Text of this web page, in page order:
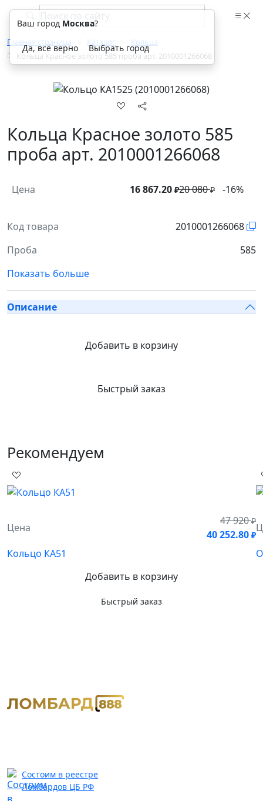
Главная страница Каталог
Кольца
Кольца Красное золото 585 проба арт. 2010001266068
Кольца Красное золото 585
проба арт. 2010001266068
Цена 16 867.20 ₽20 080₽ -16%
Код товара
2010001266068
Проба
585
Показать больше
Описание
Добавить в корзину
Быстрый заказ
Рекомендуем
Цена
47 920₽
40 252.80 ₽
Кольцо КА51
Добавить в корзину
Быстрый заказ
Состоим в реестре
Ломбардов ЦБ РФ
Ваш город Москва?
Да, всё верно Выбрать город